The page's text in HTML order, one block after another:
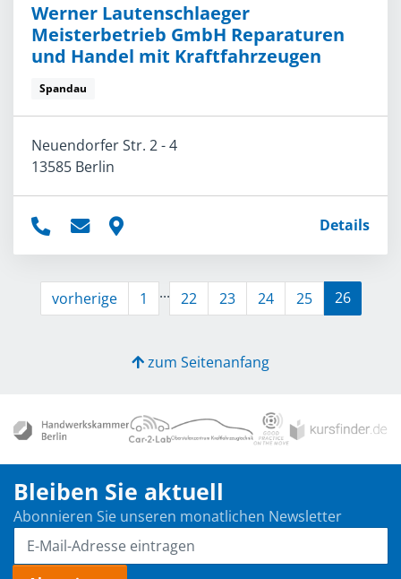
Werner Lautenschlaeger
Meisterbetrieb GmbH Reparaturen
und Handel mit Kraftfahrzeugen
Spandau
Neuendorfer Str. 2 - 4
13585 Berlin
Details
vorherige 1 ... 22 23 24 25 26
zum Seitenanfang
Bleiben Sie aktuell
Abonnieren Sie unseren monatlichen Newsletter